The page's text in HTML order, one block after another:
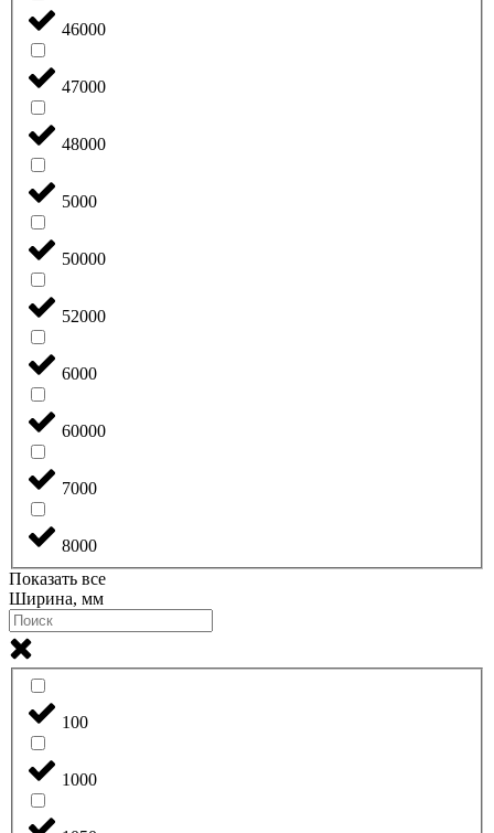
46000
47000
48000
5000
50000
52000
6000
60000
7000
8000
Показать все
Ширина, мм
100
1000